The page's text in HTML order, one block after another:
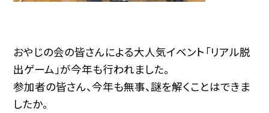
おやじの会の皆さんによる大人気イベント「リアル脱
出ゲーム」が今年も行われました。
参加者の皆さん、今年も無事、謎を解くことはできま
したか。